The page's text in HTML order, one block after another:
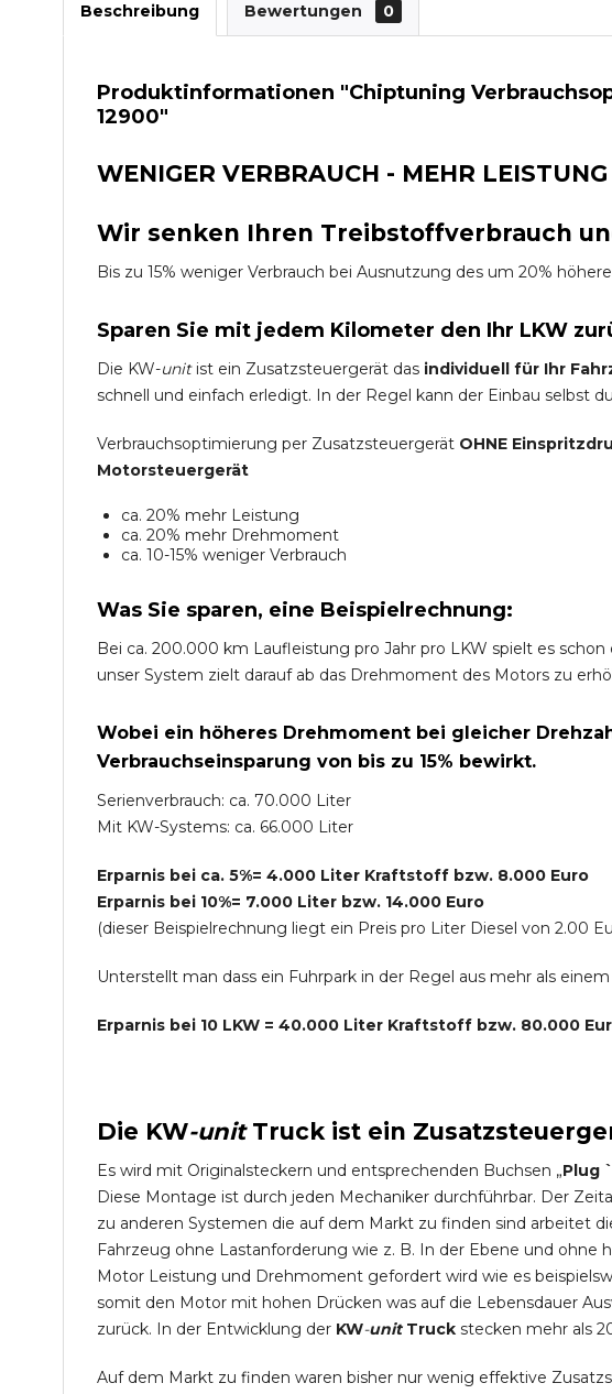
Beschreibung Bewertungen 0
Produktinformationen "Chiptuning
12900"
WENIGER VERBRAUCH - MEHR LEISTUNG
Wir senken Ihren Treibstoffverbrauch
Bis zu 15% weniger Verbrauch bei Ausnutzung des um 20%
Sparen Sie mit jedem Kilometer den Ihr LKW
Die KW-unitist ein Zusatzsteuergerät das individuell für Ihr
schnell und einfach erledigt. In der Regel kann der Einbau selbst
Verbrauchsoptimierung per Zusatzsteuergerät OHNE
Motorsteuergerät
ca. 20% mehr Leistung
ca. 20% mehr Drehmoment
ca. 10-15% weniger Verbrauch
Was Sie sparen, eine Beispielrechnung:
Bei ca. 200.000 km Laufleistung pro Jahr pro LKW spielt es
unser System zielt darauf ab das Drehmoment des Motors zu
Wobei ein höheres Drehmoment bei gleicher
Verbrauchseinsparung von bis zu 15% bewirkt.
Serienverbrauch: ca. 70.000 Liter
Mit KW-Systems: ca. 66.000 Liter
Erparnis bei ca. 5%= 4.000 Liter Kraftstoff bzw. 8.000 Euro
Erparnis bei 10%= 7.000 Liter bzw. 14.000 Euro
(dieser Beispielrechnung liegt ein Preis pro Liter Diesel von 2.00
Unterstellt man dass ein Fuhrpark in der Regel aus mehr als
Erparnis bei 10 LKW = 40.000 Liter Kraftstoff bzw. 80.000
Die KW-unit Truckist ein
Es wird mit Originalsteckern und entsprechenden Buchsen „Plug
Diese Montage ist durch jeden Mechaniker durchführbar. Der
zu anderen Systemen die auf dem Markt zu finden sind arbeitet
Fahrzeug ohne Lastanforderung wie z. B. In der Ebene und ohne
Motor Leistung und Drehmoment gefordert wird wie es
somit den Motor mit hohen Drücken was auf die Lebensdauer
zurück. In der Entwicklung der KW-unit Truck stecken mehr als
Auf dem Markt zu finden waren bisher nur wenig effektive